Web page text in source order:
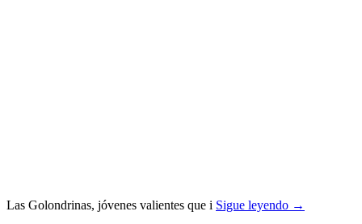
Las Golondrinas, jóvenes valientes que i Sigue leyendo →